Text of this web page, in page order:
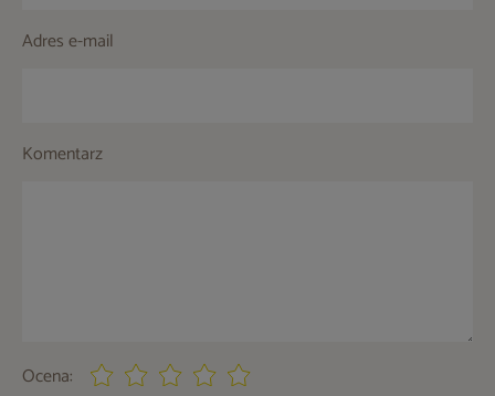
Adres e-mail
Komentarz
Ocena: